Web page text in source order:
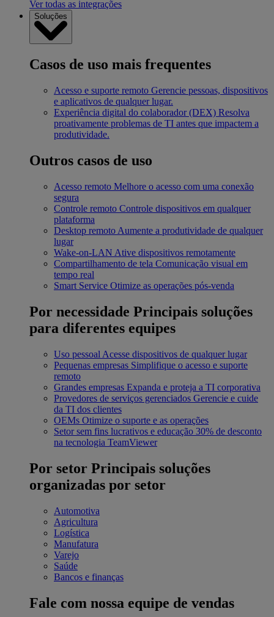
Ver todas as integrações
Soluções
Casos de uso mais frequentes
Acesso e suporte remoto Gerencie pessoas, dispositivos
e aplicativos de qualquer lugar.
Experiência digital do colaborador (DEX) Resolva
proativamente problemas de TI antes que impactem a
produtividade.
Outros casos de uso
Acesso remoto Melhore o acesso com uma conexão
segura
Controle remoto Controle dispositivos em qualquer
plataforma
Desktop remoto Aumente a produtividade de qualquer
lugar
Wake-on-LAN Ative dispositivos remotamente
Compartilhamento de tela Comunicação visual em
tempo real
Smart Service Otimize as operações pós-venda
Por necessidade Principais soluções
para diferentes equipes
Uso pessoal Acesse dispositivos de qualquer lugar
Pequenas empresas Simplifique o acesso e suporte
remoto
Grandes empresas Expanda e proteja a TI corporativa
Provedores de serviços gerenciados Gerencie e cuide
da TI dos clientes
OEMs Otimize o suporte e as operações
Setor sem fins lucrativos e educação 30% de desconto
na tecnologia TeamViewer
Por setor Principais soluções
organizadas por setor
Automotiva
Agricultura
Logística
Manufatura
Varejo
Saúde
Bancos e finanças
Fale com nossa equipe de vendas